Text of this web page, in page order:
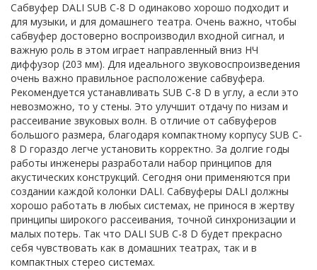
Cабвуфер DALI SUB C-8 D одинаково хорошо подходит и
для музыки, и для домашнего театра. Очень важно, чтобы
сабвуфер достоверно воспроизводил входной сигнал, и
важную роль в этом играет направленный вниз НЧ
диффузор (203 мм). Для идеального звуковоспроизведения
очень важно правильное расположение сабвуфера.
Рекомендуется устанавливать SUB C-8 D в углу, а если это
невозможно, то у стены. Это улучшит отдачу по низам и
рассеивание звуковых волн. В отличие от сабвуферов
большого размера, благодаря компактному корпусу SUB C-
8 D гораздо легче установить корректно. За долгие годы
работы инженеры разработали набор принципов для
акустических конструкций. Сегодня они применяются при
создании каждой колонки DALI. Сабвуферы DALI должны
хорошо работать в любых системах, не принося в жертву
принципы широкого рассеивания, точной синхронизации и
малых потерь. Так что DALI SUB C-8 D будет прекрасно
себя чувствовать как в домашних театрах, так и в
компактных стерео системах.